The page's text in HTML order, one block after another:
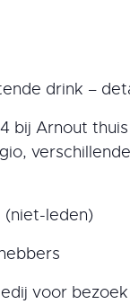
drink –
bij Arnout thuis
(niet-leden)
voor